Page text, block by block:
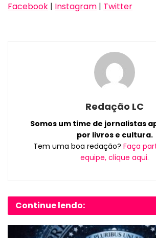
Facebook | Instagram | Twitter
Redação LC
Somos um time de jornalistas
por livros e cultura.
Tem uma boa redação? Faça
equipe, clique aqui.
Continue lendo: